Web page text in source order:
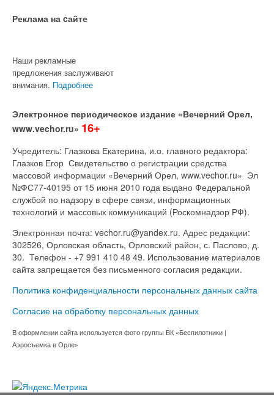
Реклама на cайте
Наши рекламные
предложения заслуживают
внимания. Подробнее
Электронное периодическое издание «Вечерний Орел,
www.vechor.ru» 16+
Учредитель: Глазкова Екатерина, и.о. главного редактора:
Глазков Егор Свидетельство о регистрации средства
массовой информации «Вечерний Орел, www.vechor.ru» Эл
№ФС77-40195 от 15 июня 2010 года выдано Федеральной
службой по надзору в сфере связи, информационных
технологий и массовых коммуникаций (Роскомнадзор РФ).
Электронная почта: vechor.ru@yandex.ru. Адрес редакции:
302526, Орловская область, Орловский район, с. Паслово, д.
30. Телефон - +7 991 410 48 49. Использование материалов
сайта запрещается без письменного согласия редакции.
Политика конфиденциальности персональных данных сайта
Согласие на обработку персональных данных
В оформлении сайта используется фото группы ВК «Беспилотники |
Аэросъемка в Орле»